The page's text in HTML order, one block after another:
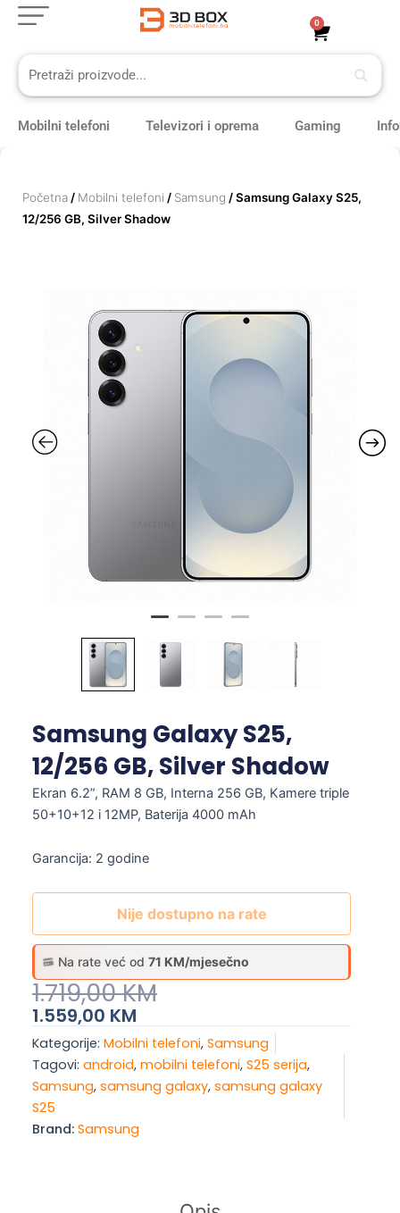
Skip
content
0
Cart
Mobilni telefoni Televizori i oprema Gaming
Početna / Mobilni telefoni / Samsung / Samsung Galaxy S25,
12/256 GB, Silver Shadow
Samsung Galaxy S25,
12/256 GB, Silver Shadow
Ekran 6.2”, RAM 8 GB, Interna 256 GB, Kamere triple
50+10+12 i 12MP, Baterija 4000 mAh
Garancija: 2 godine
Na rate već od 71 KM/mjesečno
Nije dostupno na rate
1.719,00KM
Original
Price
Was:
1.719,00 KM.
1.559,00 KM
Current
Price
Is:
1.559,00 KM.
Kategorije: Mobilni telefoni, Samsung
Tagovi: android, mobilni telefoni, S25 serija,
Samsung, samsung galaxy, samsung galaxy
S25
Brand: Samsung